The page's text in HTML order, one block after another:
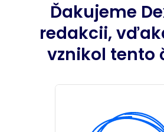
Ďakujeme
redakcii,
vznikol tento